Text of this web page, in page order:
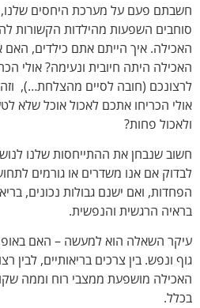
חשבתם פעם על מערכת היחסים שלנו,
סוחבים השפעות מהילדות הקשורות
האכילה. איך הייתם אתם כילדים, האם
האכילה היתה חיובית ונעימה? אולי
לרצונכם (חובה לסיים מהצלחת…),
אולי הכריחו אתכם לאכול אוכל שלא
ולאכול פחות?
חשוב שנבחן את ההתייחסות שלנו
לבדוק אם אנו משדרים או גורמים
הפחדות, ואם ישנם גבולות נכונים,
בראיה הרגשית והנפשית.
עיקר השאלה הוא למעשה – האם באופן
גוף ונפש. בין צרכים בריאותיים, לבין
האכילה מושפעת ממצבי רוח וממה
בכלל.